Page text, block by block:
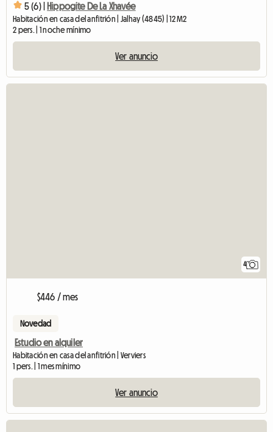
5 (6) | Hippogite De La Xhavée
Habitación en casa del anfitrión | Jalhay (4845) | 12 M2
2 pers. | 1 noche mínimo
Ver anuncio
4
$446 / mes
Novedad
Estudio en alquiler
Habitación en casa del anfitrión | Verviers
1 pers. | 1 mes mínimo
Ver anuncio